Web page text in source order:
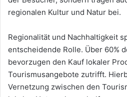
regionalen Kultur und Natur bei.
Regionalität und Nachhaltigkeit
entscheidende Rolle. Über 60%
bevorzugen den Kauf lokaler
Tourismusangebote zutrifft.
Vernetzung zwischen den